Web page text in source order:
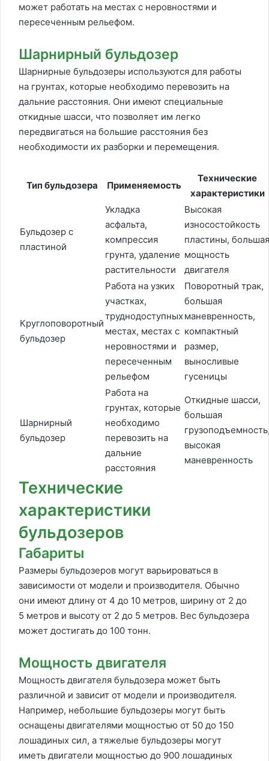
может работать на местах с неровностями и
пересеченным рельефом.
Шарнирный бульдозер
Шарнирные бульдозеры используются для работы
на грунтах, которые необходимо перевозить на
дальние расстояния. Они имеют специальные
откидные шасси, что позволяет им легко
передвигаться на большие расстояния без
необходимости их разборки и перемещения.
Тип бульдозера Применяемость
Технические
характеристики
Бульдозер с
пластиной
Укладка
асфальта,
компрессия
грунта, удаление
растительности
Высокая
износостойкость
пластины, большая
мощность
двигателя
Круглоповоротный
бульдозер
Работа на узких
участках,
труднодоступных
местах, местах с
неровностями и
пересеченным
рельефом
Поворотный трак,
большая
маневренность,
компактный
размер,
выносливые
гусеницы
Шарнирный
бульдозер
Работа на
грунтах, которые
необходимо
перевозить на
дальние
расстояния
Откидные шасси,
большая
высокая
маневренность
Технические
характеристики
бульдозеров
Габариты
Размеры бульдозеров могут варьироваться в
зависимости от модели и производителя. Обычно
они имеют длину от 4 до 10 метров, ширину от 2 до
5 метров и высоту от 2 до 5 метров. Вес бульдозера
может достигать до 100 тонн.
Мощность двигателя
Мощность двигателя бульдозера может быть
различной и зависит от модели и производителя.
Например, небольшие бульдозеры могут быть
оснащены двигателями мощностью от 50 до 150
лошадиных сил, а тяжелые бульдозеры могут
иметь двигатели мощностью до 900 лошадиных